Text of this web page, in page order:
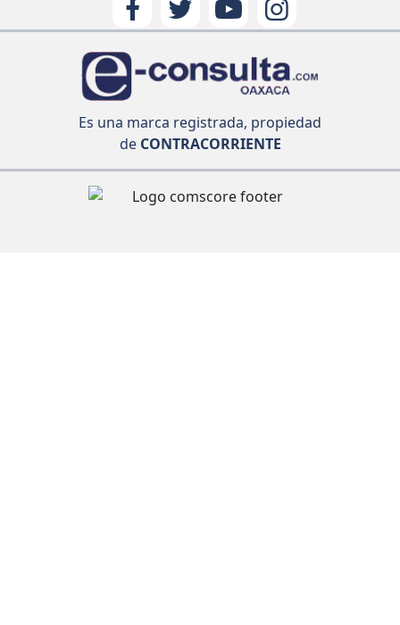
Es una marca registrada, propiedad
deCONTRACORRIENTE